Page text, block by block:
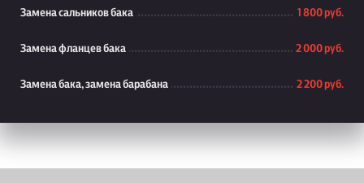
Замена сальников бака 1 800 руб.
Замена фланцев бака 2 000 руб.
Замена бака, замена барабана 2 200 руб.